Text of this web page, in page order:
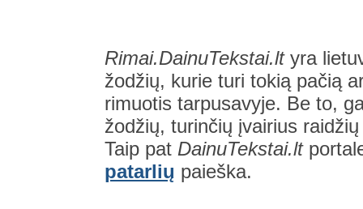
Rimai.DainuTekstai.ltyra
žodžių, kurie turi tokią pačią
rimuotis tarpusavyje. Be to,
žodžių, turinčių įvairius
Taip pat DainuTekstai.lt
patarlių paieška.